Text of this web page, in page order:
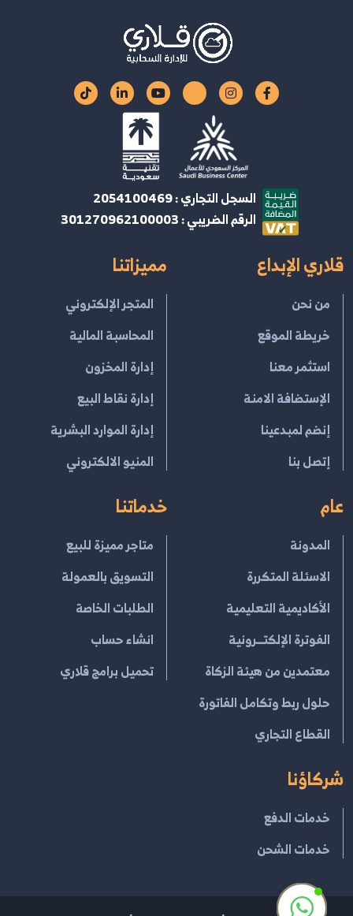
السجل التجاري : 2054100469
الرقم الضريبي : 301270962100003
قلاري الإبداع
من نحن
خريطة الموقع
استثمر معنا
الإستضافة الامنة
إنضم لمبدعينا
إتصل بنا
مميزاتنا
المتجر الإلكتروني
المحاسبة المالية
إدارة المخزون
إدارة نقاط البيع
إدارة الموارد البشرية
المنيو الالكتروني
عام
المدونة
الاسئلة المتكررة
الأكاديمية التعليمية
الفوترة الإلكتــرونية
معتمدين من هيئة الزكاة
حلول ربط وتكامل الفاتورة
القطاع التجاري
خدماتنا
متاجر مميزة للبيع
التسويق بالعمولة
الطلبات الخاصة
انشاء حساب
تحميل برامج قلاري
شركاؤنا
خدمات الدفع
خدمات الشحن